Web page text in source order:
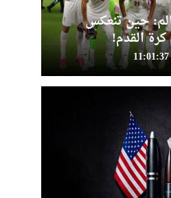
حين تنعكس
القدم!